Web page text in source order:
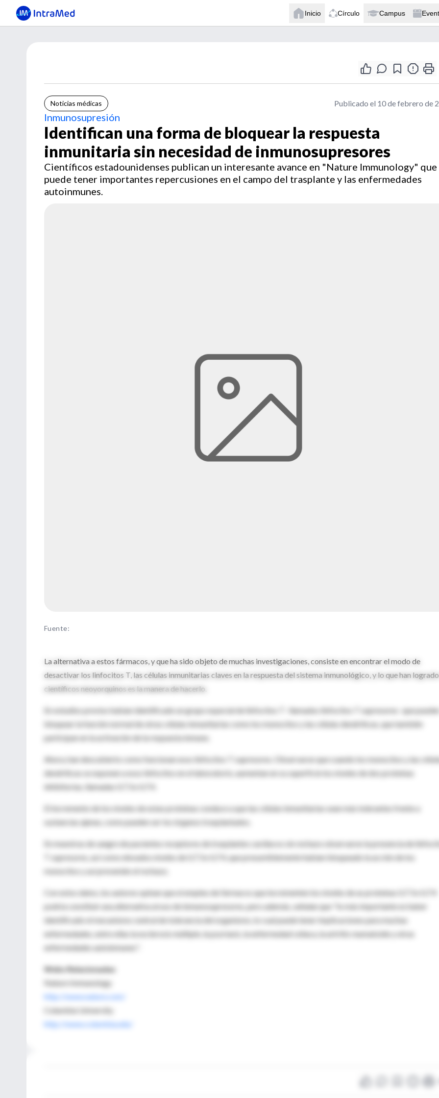
Inicio Círculo Campus
Noticias médicas Publicado el 10 de febrero de
Inmunosupresión
Identifican una forma de bloquear la respuesta
inmunitaria sin necesidad de inmunosupresores
Científicos estadounidenses publican un interesante avance en "Nature Immunology" que
puede tener importantes repercusiones en el campo del trasplante y las enfermedades
autoinmunes.
Fuente:
La alternativa a estos fármacos, y que ha sido objeto de muchas investigaciones, consiste en encontrar el modo de
desactivar los linfocitos T, las células inmunitarias claves en la respuesta del sistema inmunológico, y lo que han
científicos neoyorquinos es la manera de hacerlo.
En estudios previos habían identificado un grupo especial de linfocitos T -llamados linfocitos T supresores- que pueden
bloquear la función normal de otras células inmunitarias como los monocitos y las células dendríticas, que también
participan en la activación de la respuesta inmune.
Ahora, han descubierto como funcionan esos linfocitos T supresores. Observaron que cuando los monocitos y las
dendríticas se exponen a esos linfocitos en el laboratorio, aumentan en su superficie los niveles de dos proteínas
inhibitorias, llamadas ILT3 e ILT4.
El incremento de los niveles de estas proteínas conduce a que las células inmunitarias sean más tolerantes frente a
sustancias ajenas, como pueden ser los órganos trasplantados.
En muestras de sangre de pacientes receptores de trasplantes cardíacos sin rechazo observaron la presencia de
T supresores, así como elevados niveles de ILT3 e ILT4, que presumiblemente habían bloqueado la acción de los
monocitos y así prevenido el rechazo.
Con estos datos, los autores opinan que el empleo de fármacos que incrementen los niveles de as proteínas ILT3 e ILT4
podría constituir una alternativa al uso de inmunosupresores, pero además, señalan que "lo más importante es haber
identificado el mecanismo central de tolerancia del organismo, lo cual puede tener implicaciones para muchas
enfermedades, entre ellas la esclerosis múltiple, la psoriasis, la enfermedad celíaca, la artritis reumatoide y otras
enfermedades autoinmunes".
Webs Relacionadas
Nature Immunology
http://www.nature.com/
Columbia University
http://www.columbia.edu/